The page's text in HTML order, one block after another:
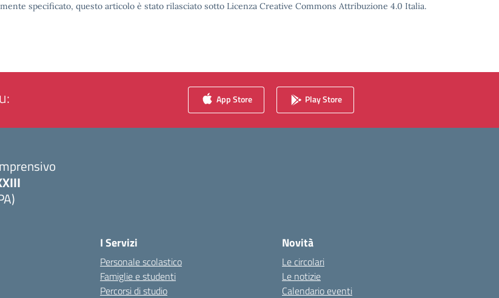
specificato, questo articolo è stato rilasciato sotto Licenza Creative Commons Attribuzione 4.0 Italia.
App Store Play Store
I Servizi
Personale scolastico
Famiglie e studenti
Percorsi di studio
Novità
Le circolari
Le notizie
Calendario eventi